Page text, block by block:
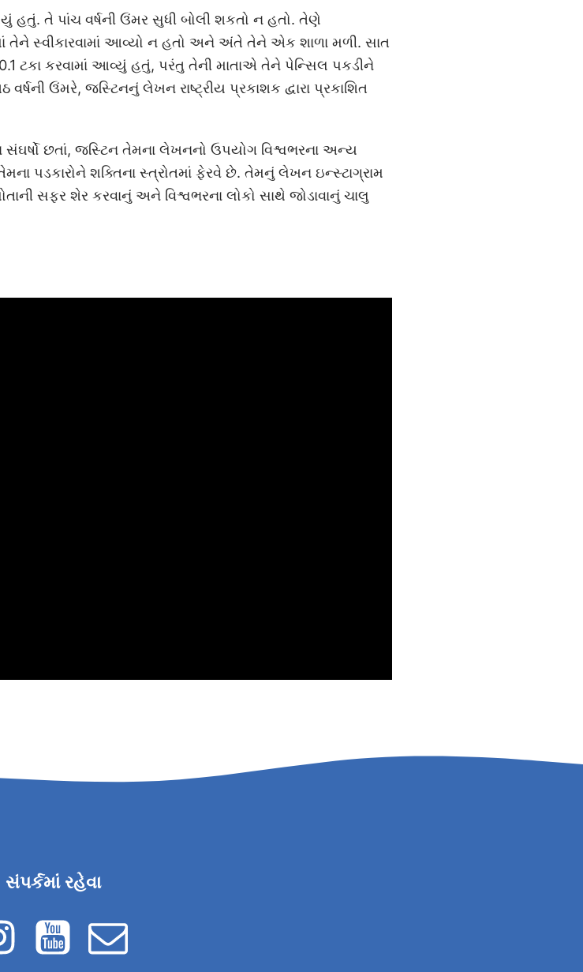
હતું. તે પાંચ વર્ષની ઉંમર સુધી બોલી શકતો ન હતો. તેણે
તેને સ્વીકારવામાં આવ્યો ન હતો અને અંતે તેને એક શાળા મળી. સાત
ટકા કરવામાં આવ્યું હતું, પરંતુ તેની માતાએ તેને પેન્સિલ પકડીને
ઉંમરે, જસ્ટિનનું લેખન રાષ્ટ્રીય પ્રકાશક દ્વારા પ્રકાશિત
છતાં, જસ્ટિન તેમના લેખનનો ઉપયોગ વિશ્વભરના અન્ય
પડકારોને શક્તિના સ્ત્રોતમાં ફેરવે છે. તેમનું લેખન ઇન્સ્ટાગ્રામ
સફર શેર કરવાનું અને વિશ્વભરના લોકો સાથે જોડાવાનું ચાલુ
સંપર્કમાં રહેવા